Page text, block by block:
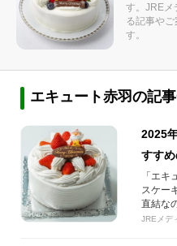
す。JREメ
る記事や
す。
エキュート赤羽の記事
2025
すす
「エ
スケー
直結な
JREメデ